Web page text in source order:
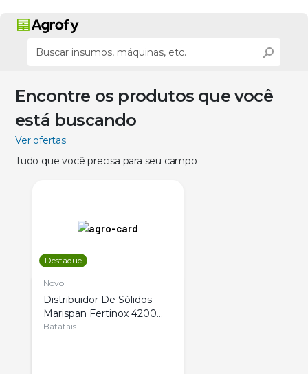
Encontre os produtos que você
está buscando
Ver ofertas
Tudo que você precisa para seu campo
Destaque
Novo
Distribuidor De Sólidos
Marispan Fertinox 4200
Citrus
Batatais